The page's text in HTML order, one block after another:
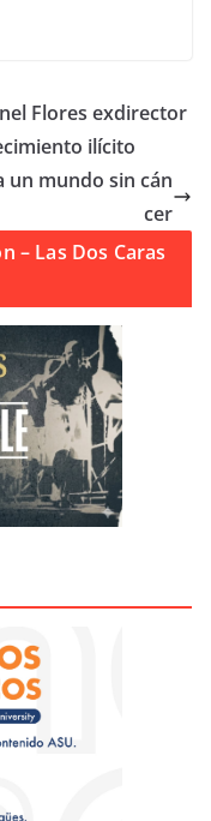
Flores exdirector
ilícito
un mundo sin cán
cer
– Las Dos Caras